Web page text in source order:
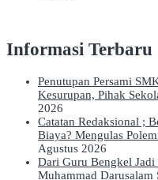
Informasi Terbaru
Penutupan Persami
Kesurupan, Pihak
2026
Catatan Redaksional ;
Biaya? Mengulas
Agustus 2026
Dari Guru Bengkel
Muhammad Darusalam